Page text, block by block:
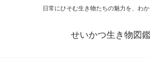
日常にひそむ生き物たちの魅力を、わか
せいかつ生き物図